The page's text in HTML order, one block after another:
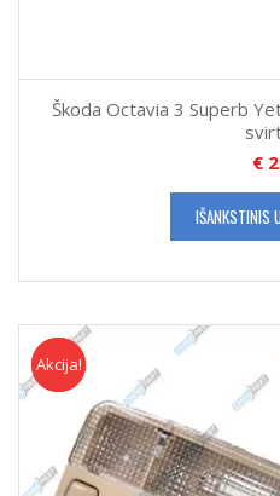
Škoda Octavia 3 Superb
€
IŠANKSTINIS
Akcija
Akcija!